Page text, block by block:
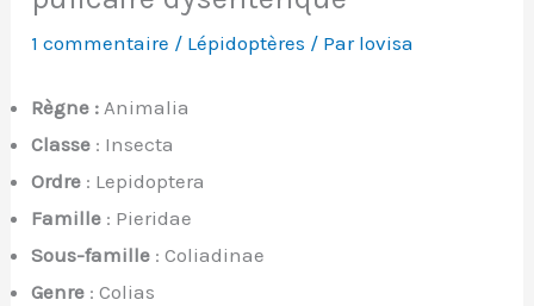
1 commentaire / Lépidoptères / Par lovisa
Règne :Animalia
Classe : Insecta
Ordre : Lepidoptera
Famille : Pieridae
Sous-famille : Coliadinae
Genre : Colias